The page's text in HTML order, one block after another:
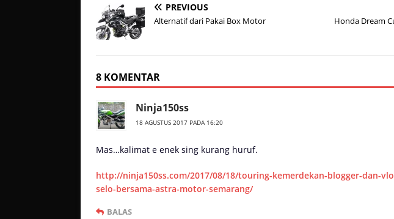
PREVIOUS
Alternatif dari Pakai Box Motor
Honda Dream
8 KOMENTAR
Ninja150ss
18 AGUSTUS 2017 PADA 16:20
Mas…kalimat e enek sing kurang huruf.
http://ninja150ss.com/2017/08/18/touring-kemerdekan-blogger-dan-
selo-bersama-astra-motor-semarang/
BALAS